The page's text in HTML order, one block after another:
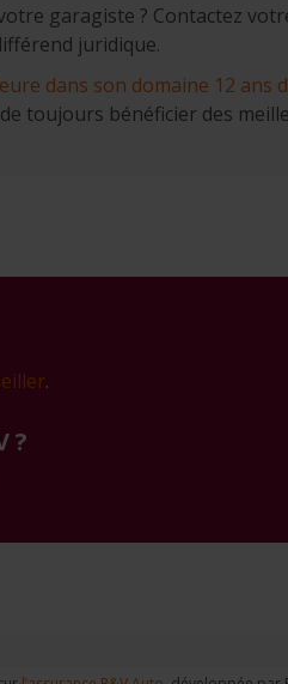
garagiste ? Contactez
juridique.
dans son domaine 12 ans
toujours bénéficier des
.
?